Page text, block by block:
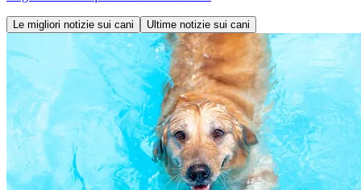
Le migliori notizie sui cani Ultime notizie sui cani